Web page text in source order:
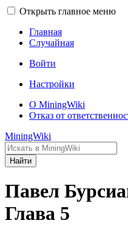
Открыть главное меню
Главная
Случайная
Войти
Настройки
О MiningWiki
Отказ от
MiningWiki
Найти
Павел
Глава 5